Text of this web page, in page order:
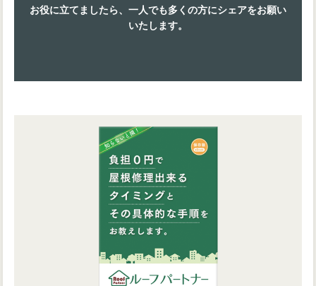
お役に立てましたら、一人でも多くの方にシェアをお願い
いたします。